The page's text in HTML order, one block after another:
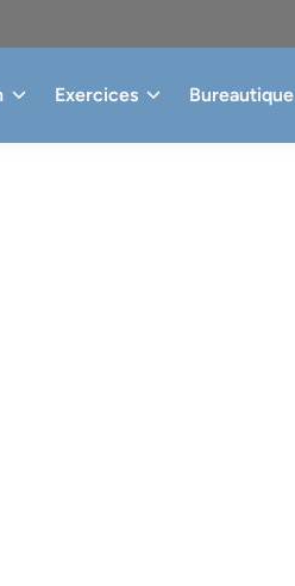
Exercices Bureautique